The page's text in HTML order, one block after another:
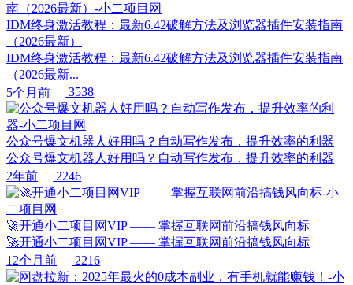
IDM终身激活教程：最新6.42破解方法及浏览器插件安装指南
（2026最新）
IDM终身激活教程：最新6.42破解方法及浏览器插件安装指南
（2026最新...
5个月前
3538
公众号爆文机器人好用吗？自动写作发布，提升效率的利器
公众号爆文机器人好用吗？自动写作发布，提升效率的利器
2年前
2246
🚀开通小二项目网VIP —— 掌握互联网前沿搞钱风向标
🚀开通小二项目网VIP —— 掌握互联网前沿搞钱风向标
12个月前
2216